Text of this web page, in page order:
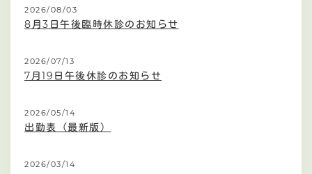
2026/08/03
8月3日午後臨時休診のお知らせ
2026/07/13
7月19日午後休診のお知らせ
2026/05/14
出勤表（最新版）
2026/03/14